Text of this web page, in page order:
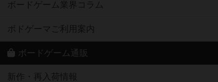
ボードゲーム業界コラム
ボドゲーマご利用案内
ボードゲーム通販
新作・再入荷情報